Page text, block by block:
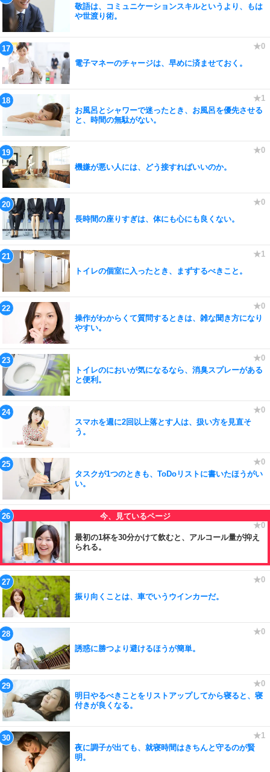
敬語は、コミュニケーションスキルというより、もは
や世渡り術。
電子マネーのチャージは、早めに済ませておく。
お風呂とシャワーで迷ったとき、お風呂を優先させる
と、時間の無駄がない。
機嫌が悪い人には、どう接すればいいのか。
長時間の座りすぎは、体にも心にも良くない。
トイレの個室に入ったとき、まずするべきこと。
操作がわからくて質問するときは、雑な聞き方になり
やすい。
トイレのにおいが気になるなら、消臭スプレーがある
と便利。
スマホを週に2回以上落とす人は、扱い方を見直そ
う。
タスクが1つのときも、ToDoリストに書いたほうがい
い。
最初の1杯を30分かけて飲むと、アルコール量が抑え
られる。
振り向くことは、車でいうウインカーだ。
誘惑に勝つより避けるほうが簡単。
明日やるべきことをリストアップしてから寝ると、寝
付きが良くなる。
夜に調子が出ても、就寝時間はきちんと守るのが賢
明。